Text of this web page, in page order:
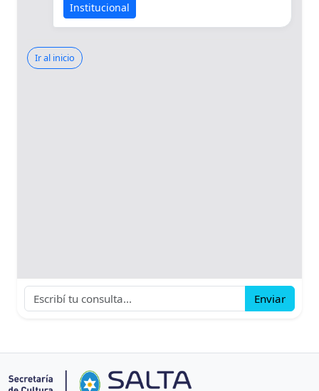
Institucional
Ir al inicio
Enviar